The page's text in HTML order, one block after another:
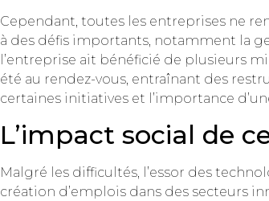
Cependant, toutes les entreprises ne
à des défis importants, notamment la
l’entreprise ait bénéficié de plusieurs
été au rendez-vous, entraînant des
certaines initiatives et l’importance
L’impact social de
Malgré les difficultés, l’essor des
création d’emplois dans des secteurs